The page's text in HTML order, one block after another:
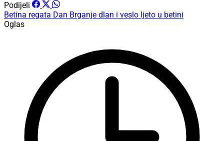
Podijeli
Betina regata Dan Brganje dlan i veslo ljeto u betini
Oglas